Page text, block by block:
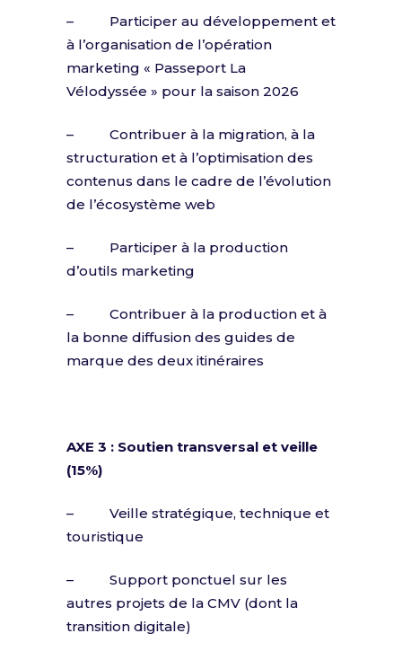
– Participer au développement et
à l’organisation de l’opération
marketing « Passeport La
Vélodyssée » pour la saison 2026
– Contribuer à la migration, à la
structuration et à l’optimisation des
contenus dans le cadre de l’évolution
de l’écosystème web
– Participer à la production
d’outils marketing
– Contribuer à la production et à
la bonne diffusion des guides de
marque des deux itinéraires
AXE 3 : Soutien transversal et veille
(15%)
– Veille stratégique, technique et
touristique
– Support ponctuel sur les
autres projets de la CMV (dont la
transition digitale)